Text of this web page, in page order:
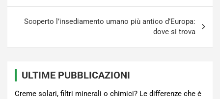
Scoperto l’insediamento umano più antico d’Europa:
dove si trova
ULTIME PUBBLICAZIONI
Creme solari, filtri minerali o chimici? Le differenze che è